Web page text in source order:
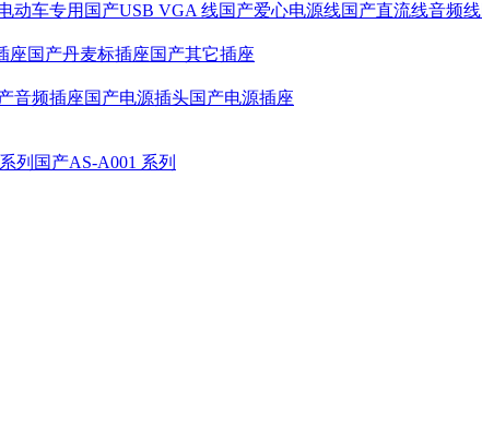
动车专用 国产USB VGA 线国产爱心电源线国产直流线音频线
座国产丹麦标插座国产其它插座
音频插座国产电源插头国产电源插座
列 国产AS-A001 系列